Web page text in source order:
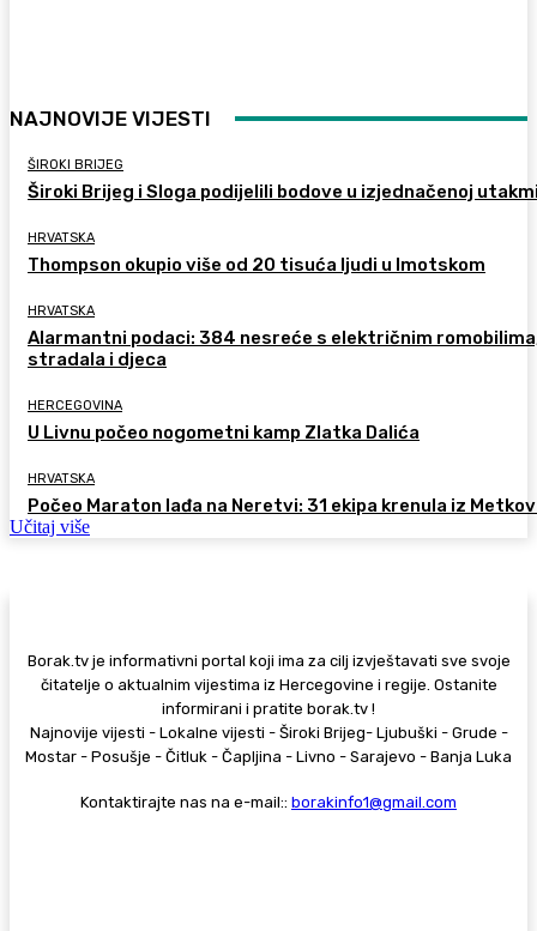
NAJNOVIJE VIJESTI
ŠIROKI BRIJEG
Široki Brijeg i Sloga podijelili bodove u izjednačenoj
HRVATSKA
Thompson okupio više od 20 tisuća ljudi u Imotskom
HRVATSKA
Alarmantni podaci: 384 nesreće s električnim
stradala i djeca
HERCEGOVINA
U Livnu počeo nogometni kamp Zlatka Dalića
HRVATSKA
Počeo Maraton lađa na Neretvi: 31 ekipa krenula iz
Učitaj više
Borak.tv je informativni portal koji ima za cilj izvještavati sve svoje
čitatelje o aktualnim vijestima iz Hercegovine i regije. Ostanite
informirani i pratite borak.tv !
Najnovije vijesti - Lokalne vijesti - Široki Brijeg- Ljubuški - Grude -
Mostar - Posušje - Čitluk - Čapljina - Livno - Sarajevo - Banja Luka
Kontaktirajte nas na e-mail:: borakinfo1@gmail.com